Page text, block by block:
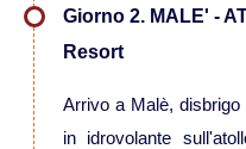
Viaggi in Botswana
Giorno 2. MALE' -
Resort
Arrivo a Malè,
in idrovolante